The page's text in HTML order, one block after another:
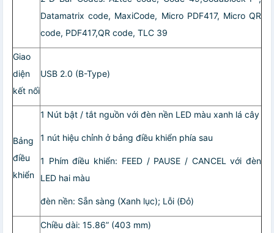
Datamatrix code, MaxiCode, Micro PDF417, Micro QR
code, PDF417,QR code, TLC 39
Giao
diện
kết nối
USB 2.0 (B-Type)
Bảng
điều
khiển
1 Nút bật / tắt nguồn với đèn nền LED màu xanh lá cây
1 nút hiệu chỉnh ở bảng điều khiển phía sau
1 Phím điều khiển: FEED / PAUSE / CANCEL với đèn
LED hai màu
đèn nền: Sẵn sàng (Xanh lục); Lỗi (Đỏ)
Chiều dài: 15.86” (403 mm)